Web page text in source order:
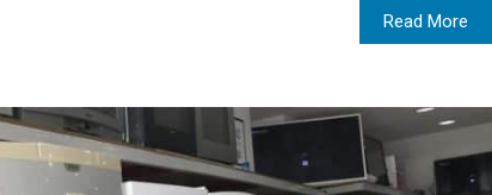
Read More